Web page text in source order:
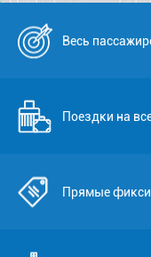
Весь
Поездки на
Прямые